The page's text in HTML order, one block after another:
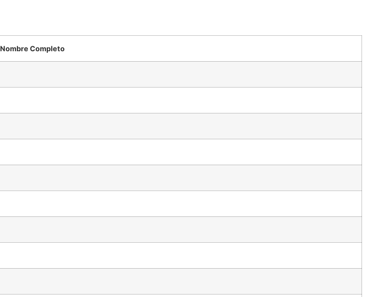
Nombre Completo